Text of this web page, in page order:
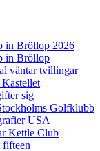
in Bröllop 2026
in Bröllop
väntar tvillingar
sig
Golfklubb
USA
Kettle Club
fifteen